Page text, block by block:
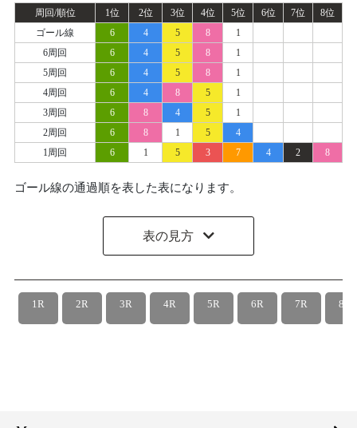
周回/順位 1位 2位 3位 4位 5位 6位 7位
8位
ゴール線
6 4 5 8
1
6周回
6 4 5 8
1
5周回
6 4 5 8
1
4周回
6 4 8 5
1
3周回
6 8 4 5
1
2周回
6 8 1 5
4
1周回
6 1 5 3 7 4 2 8
ゴール線の通過順を表した表になります。
表の見方
1R 2R 3R 4R 5R 6R 7R 8R